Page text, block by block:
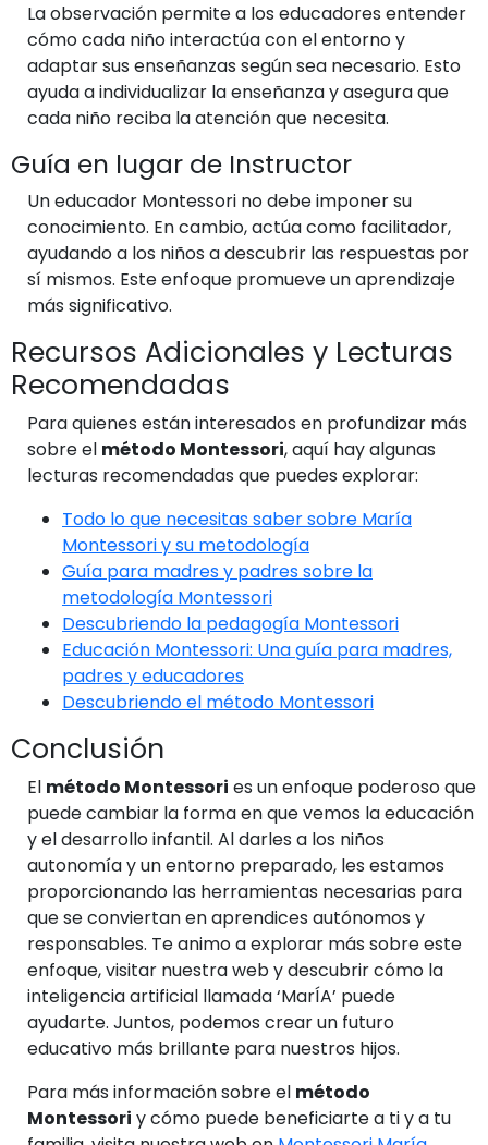
La observación permite a los educadores entender
cómo cada niño interactúa con el entorno y
adaptar sus enseñanzas según sea necesario. Esto
ayuda a individualizar la enseñanza y asegura que
cada niño reciba la atención que necesita.
Guía en lugar de Instructor
Un educador Montessori no debe imponer su
conocimiento. En cambio, actúa como facilitador,
ayudando a los niños a descubrir las respuestas por
sí mismos. Este enfoque promueve un aprendizaje
más significativo.
Recursos Adicionales y Lecturas
Recomendadas
Para quienes están interesados en profundizar más
sobre el método Montessori, aquí hay algunas
lecturas recomendadas que puedes explorar:
Todo lo que necesitas saber sobre María
Montessori y su metodología
Guía para madres y padres sobre la
metodología Montessori
Descubriendo la pedagogía Montessori
Educación Montessori: Una guía para madres,
padres y educadores
Descubriendo el método Montessori
Conclusión
El método Montessori es un enfoque poderoso que
puede cambiar la forma en que vemos la educación
y el desarrollo infantil. Al darles a los niños
autonomía y un entorno preparado, les estamos
proporcionando las herramientas necesarias para
que se conviertan en aprendices autónomos y
responsables. Te animo a explorar más sobre este
enfoque, visitar nuestra web y descubrir cómo la
inteligencia artificial llamada ‘MarÍA’ puede
ayudarte. Juntos, podemos crear un futuro
educativo más brillante para nuestros hijos.
Para más información sobre el método
Montessori y cómo puede beneficiarte a ti y a tu